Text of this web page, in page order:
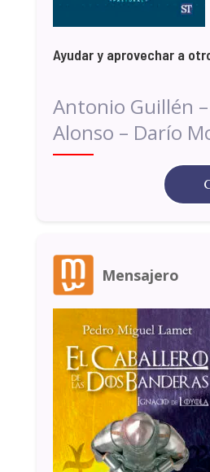
Ayudar y aprovechar a
Antonio Guillén
Alonso – Darío
Mensajero